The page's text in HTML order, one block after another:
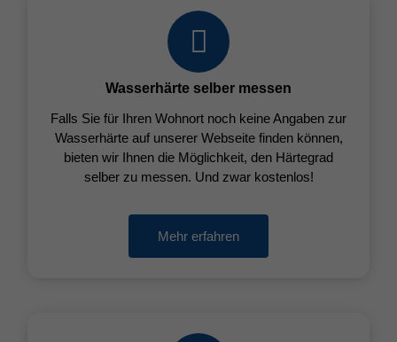
Wasserhärte selber messen
Falls Sie für Ihren Wohnort noch keine Angaben zur
Wasserhärte auf unserer Webseite finden können,
bieten wir Ihnen die Möglichkeit, den Härtegrad
selber zu messen. Und zwar kostenlos!
Mehr erfahren